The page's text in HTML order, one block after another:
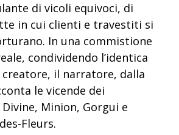
di vicoli equivoci, di
in cui clienti e travestiti si
In una commistione
condividendo l’identica
il narratore, dalla
le vicende dei
Minion, Gorgui e
Fleurs.